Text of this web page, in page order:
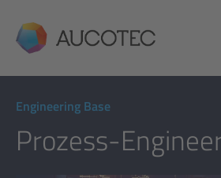
AUCOTEC
Engineering Base
Prozess-